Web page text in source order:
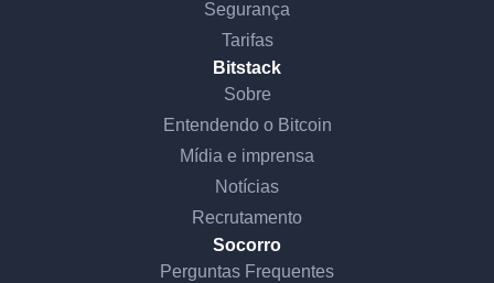
Segurança
Tarifas
Bitstack
Sobre
Entendendo o Bitcoin
Mídia e imprensa
Notícias
Recrutamento
Socorro
Perguntas Frequentes